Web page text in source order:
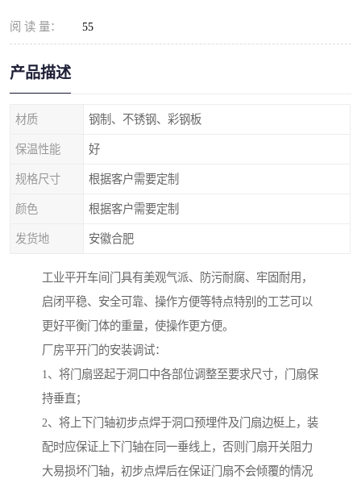
阅 读 量： 55
产品描述
材质 钢制、不锈钢、彩钢板
保温性能 好
规格尺寸 根据客户需要定制
颜色 根据客户需要定制
发货地 安徽合肥
工业平开车间门具有美观气派、防污耐腐、牢固耐用，
启闭平稳、安全可靠、操作方便等特点特别的工艺可以
更好平衡门体的重量，使操作更方便。
厂房平开门的安装调试：
1、将门扇竖起于洞口中各部位调整至要求尺寸，门扇保
持垂直；
2、将上下门轴初步点焊于洞口预埋件及门扇边梃上，装
配时应保证上下门轴在同一垂线上，否则门扇开关阻力
大易损坏门轴，初步点焊后在保证门扇不会倾覆的情况